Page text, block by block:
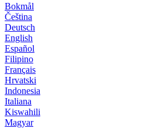
Bokmål
Čeština
Deutsch
English
Español
Filipino
Français
Hrvatski
Indonesia
Italiana
Kiswahili
Magyar